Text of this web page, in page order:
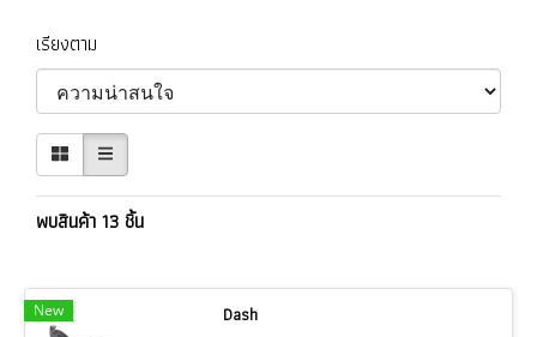
เรียงตาม
พบสินค้า 13 ชิ้น
New
Dash